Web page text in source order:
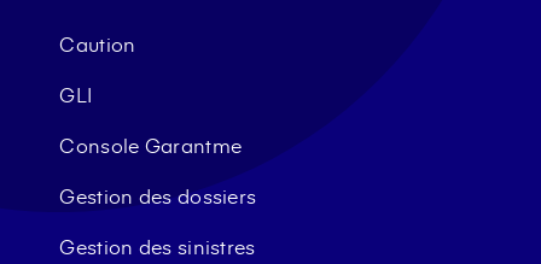
Caution
GLI
Console Garantme
Gestion des dossiers
Gestion des sinistres